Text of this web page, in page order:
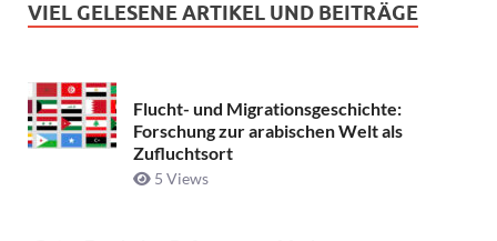
VIEL GELESENE ARTIKEL UND BEITRÄGE
Flucht- und Migrationsgeschichte:
Forschung zur arabischen Welt als
Zufluchtsort
5 Views